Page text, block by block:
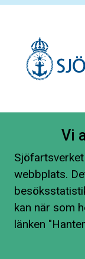
Vi
webbplats.
kan när som
länken